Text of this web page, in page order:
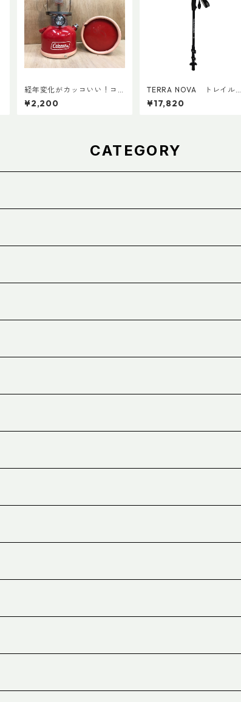
経年変化がカッコいい！コ
ールマン・ランタン用ボト
ムレザーカバー135mm
¥2,200
TERRA NOVA トレイルカ
ーボンADDカスタム Ver.2
(ペア)
¥17,820
CATEGORY